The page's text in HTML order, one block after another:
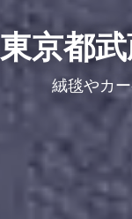
東京都
絨毯やカ